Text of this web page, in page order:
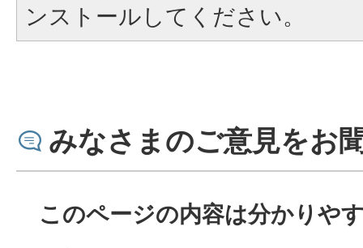
ンストールしてください。
みなさまのご意見をお
このページの内容は分かりや